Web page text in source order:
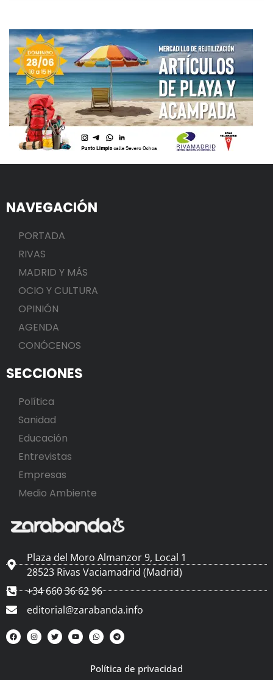
NAVEGACIÓN
PORTADA
RIVAS
MADRID Y MÁS
OCIO Y CULTURA
OPINIÓN
AGENDA
CONÓCENOS
SECCIONES
Política
Sanidad
Educación
Entrevistas
Empresas
Medio Ambiente
Plaza del Moro Almanzor 9, Local 1
28523 Rivas Vaciamadrid (Madrid)
+34 660 36 62 96
editorial@zarabanda.info
Política de privacidad